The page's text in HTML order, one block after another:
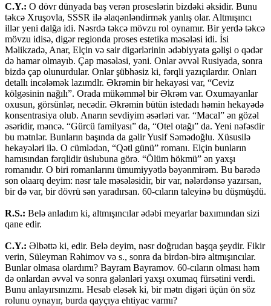
C.Y.: O dövr dünyada baş verən proseslərin bizdəki əksidir. Bunu
təkcə Xruşovla, SSSR ilə əlaqənləndirmək yanlış olar. Altmışıncı
illər yeni dalğa idi. Nəsrdə təkcə mövzu rol oynamır. Bir yerdə təkcə
mövzu idisə, digər regionda proses estetika məsələsi idi. İsi
Məlikzadə, Anar, Elçin və sair digərlərinin ədəbiyyata gəlişi o qədər
də hamar olmayıb. Çap məsələsi, yəni. Onlar əvvəl Rusiyada, sonra
bizdə çap olunurdular. Onlar şübhəsiz ki, fərqli yazıçılardır. Onları
detallı incələmək lazımdlr. Əkrəmin bir hekayəsi var, “Ceviz
kölgəsinin nağılı”. Orada mükəmməl bir Əkrəm var. Oxumayanlar
oxusun, görsünlər, necədir. Əkrəmin bütün istedadı həmin hekayədə
konsentrasiya olub. Anarın sevdiyim əsərləri var. “Macal” ən gözəl
əsəridir, məncə. “Gürcü familyası” da, “Otel otağı” da. Yeni nəfəsdir
bu mətnlər. Bunların başında da gəlir Yusif Səmədoğlu. Xüsusilə
hekayələri ilə. O cümlədən, “Qətl günü” romanı. Elçin bunların
hamısından fərqlidir üslubuna görə. “Ölüm hökmü” ən yaxşı
romanıdır. O biri romanlarını ümumiyyətlə bəyənmirəm. Bu barədə
son olaarq deyim: nəsr tale məsələsidir, bir var, nələrdənsə yazırsan,
bir də var, bir dövrü sən yaradırsan. 60-cıların taleyinə bu düşmüşdü.
R.S.: Belə anladım ki, altmışıncılar ədəbi meyarlar baxımından sizi
qane edir.
C.Y.: Əlbəttə ki, edir. Belə deyim, nəsr doğrudan başqa şeydir. Fikir
verin, Süleyman Rəhimov və s., sonra da birdən-birə altmışıncılar.
Bunlar olmasa olardımı? Bayram Bayramov. 60-cıların olması həm
də onlardan əvvəl və sonra gələnləri yaxşı oxumaq fürsətini verdi.
Bunu anlayırsınızmı. Hesab eləsək ki, bir mətn digəri üçün ön söz
rolunu oynayır, burda qayçıya ehtiyac varmı?